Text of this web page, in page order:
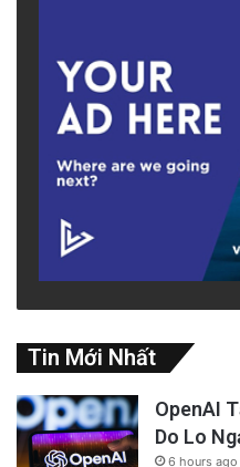
nhận được một vài
“Đây là một cuộc
nghiêm trọng và có
ông Andersen nói.
​​mọi người chết dần
đang bảo vệ công
Động thái này được
bệnh hô hấp bí ẩn
đến thuốc lá điện tử
mắc bệnh và dẫn
tử vong, theo nhân
Tin Mới Nhất
OpenAI
Do Lo
6 hours ago